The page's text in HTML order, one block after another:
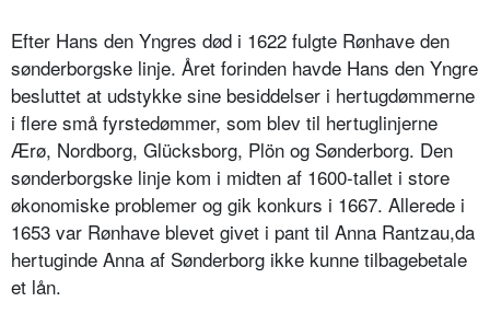
Efter Hans den Yngres død i 1622 fulgte Rønhave den
sønderborgske linje. Året forinden havde Hans den Yngre
besluttet at udstykke sine besiddelser i hertugdømmerne
i flere små fyrstedømmer, som blev til hertuglinjerne
Ærø, Nordborg, Glücksborg, Plön og Sønderborg. Den
sønderborgske linje kom i midten af 1600-tallet i store
økonomiske problemer og gik konkurs i 1667. Allerede i
1653 var Rønhave blevet givet i pant til Anna Rantzau,da
hertuginde Anna af Sønderborg ikke kunne tilbagebetale
et lån.